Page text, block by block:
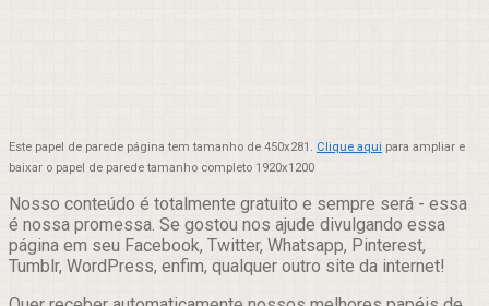
Este papel de parede página tem tamanho de 450x281. Clique aqui para ampliar e
baixar o papel de parede tamanho completo 1920x1200
Nosso conteúdo é totalmente gratuito e sempre será - essa
é nossa promessa. Se gostou nos ajude divulgando essa
página em seu Facebook, Twitter, Whatsapp, Pinterest,
Tumblr, WordPress, enfim, qualquer outro site da internet!